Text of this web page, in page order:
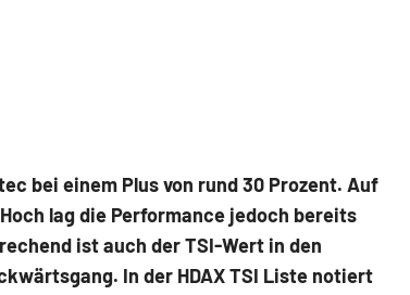
bei einem Plus von rund 30 Prozent. Auf
lag die Performance jedoch bereits
ist auch der TSI-Wert in den
In der HDAX TSI Liste notiert